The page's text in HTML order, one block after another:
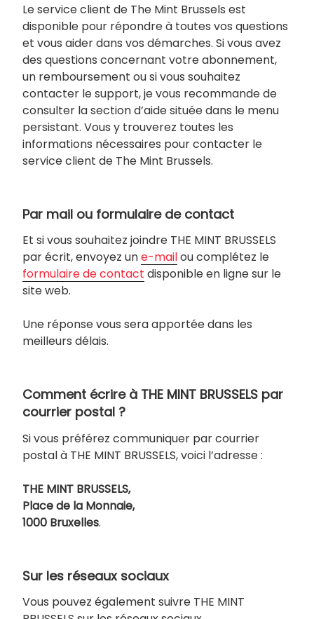
Le service client de The Mint Brussels est
disponible pour répondre à toutes vos questions
et vous aider dans vos démarches. Si vous avez
des questions concernant votre abonnement,
un remboursement ou si vous souhaitez
contacter le support, je vous recommande de
consulter la section d’aide située dans le menu
persistant. Vous y trouverez toutes les
informations nécessaires pour contacter le
service client de The Mint Brussels.
Par mail ou formulaire de contact
Et si vous souhaitez joindre THE MINT BRUSSELS
par écrit, envoyez une-mailou complétez le
formulaire de contact disponible en ligne sur le
site web.
Une réponse vous sera apportée dans les
meilleurs délais.
Comment écrire à THE MINT BRUSSELS par
courrier postal ?
Si vous préférez communiquer par courrier
postal à THE MINT BRUSSELS, voici l’adresse :
THE MINT BRUSSELS,
Place de la Monnaie,
1000 Bruxelles.
Sur les réseaux sociaux
Vous pouvez également suivre THE MINT